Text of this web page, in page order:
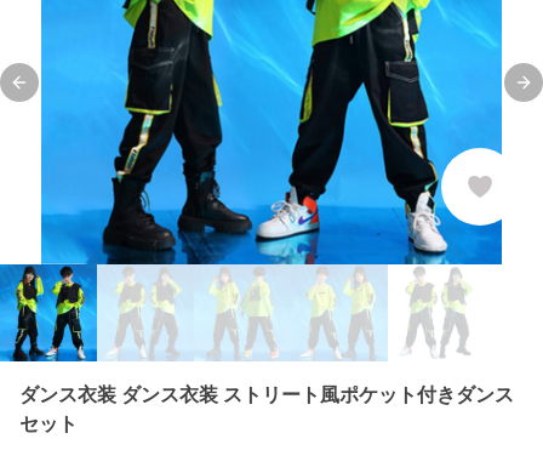
Previous slide
ダンス衣装 ダンス衣装 ストリート風ポケット付きダンス
セット